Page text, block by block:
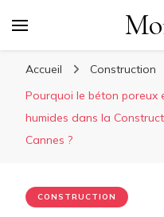
Accueil
Construction
Pourquoi le béton poreux
humides dans la
Cannes ?
CONSTRUCTION